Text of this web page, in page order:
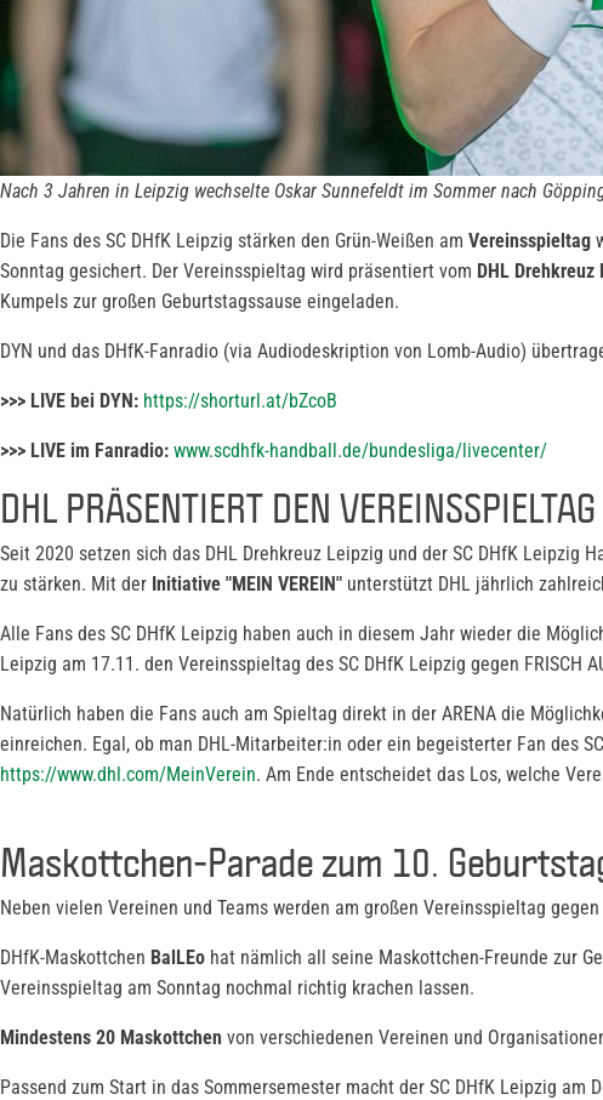
Nach 3 Jahren in Leipzig wechselte Oskar Sunnefeldt im Sommer nach
Die Fans des SC DHfK Leipzig stärken den Grün-Weißen am Vereinsspieltag
Sonntag gesichert. Der Vereinsspieltag wird präsentiert vom DHL Drehkreuz
Kumpels zur großen Geburtstagssause eingeladen.
DYN und das DHfK-Fanradio (via Audiodeskription von Lomb-Audio)
>>> LIVE bei DYN: https://shorturl.at/bZcoB
>>> LIVE im Fanradio: www.scdhfk-handball.de/bundesliga/livecenter/
DHL PRÄSENTIERT DEN
Seit 2020 setzen sich das DHL Drehkreuz Leipzig und der SC DHfK
zu stärken. Mit der Initiative "MEIN VEREIN" unterstützt DHL jährlich
Alle Fans des SC DHfK Leipzig haben auch in diesem Jahr wieder die
Leipzig am 17.11. den Vereinsspieltag des SC DHfK Leipzig gegen FRISCH
Natürlich haben die Fans auch am Spieltag direkt in der ARENA die
einreichen. Egal, ob man DHL-Mitarbeiter:in oder ein begeisterter Fan des
https://www.dhl.com/MeinVerein. Am Ende entscheidet das Los, welche
Maskottchen-Parade zum 10.
Neben vielen Vereinen und Teams werden am großen Vereinsspieltag
DHfK-Maskottchen BalLEo hat nämlich all seine Maskottchen-Freunde zur
Vereinsspieltag am Sonntag nochmal richtig krachen lassen.
Mindestens 20 Maskottchen von verschiedenen Vereinen und
Passend zum Start in das Sommersemester macht der SC DHfK Leipzig